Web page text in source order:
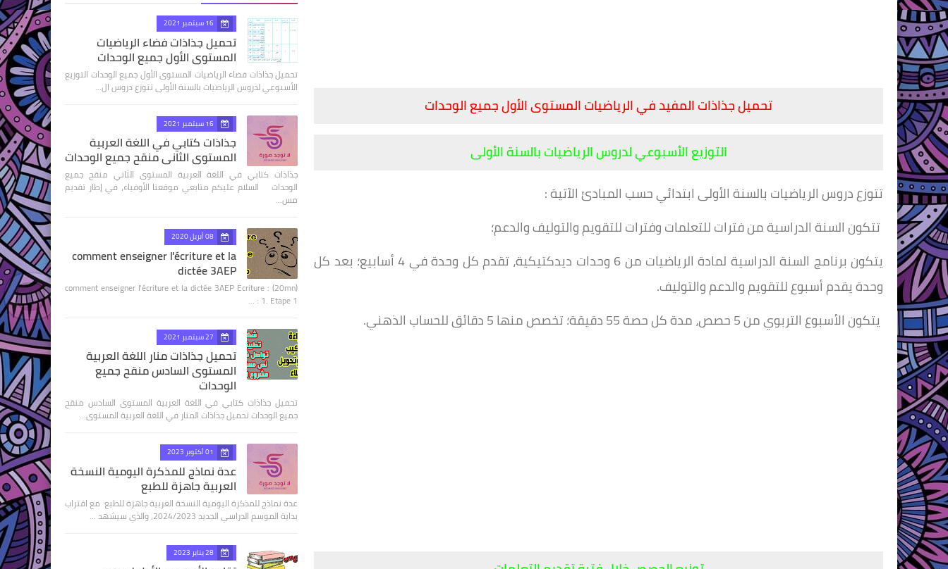
تحميل جذاذات المفيد في الرياضيات المستوى الأول جميع الوحدات
التوزيع الأسبوعي لدروس الرياضيات بالسنة الأولى
تتوزع دروس الرياضيات بالسنة الأولى ابتدائي حسب المبادئ الآتية :
تتكون السنة الدراسية من فترات للتعلمات وفترات للتقويم والتوليف والدعم؛
يتكون برنامج السنة الدراسية لمادة الرياضيات من 6 وحدات ديدكتيكية، تقدم كل وحدة في 4 أسابيع؛
بعد كل
وحدة يقدم أسبوع للتقويم والدعم والتوليف.
يتكون الأسبوع التربوي من 5 حصص، مدة كل حصة 55 دقيقة؛ تخصص منها 5 دقائق للحساب الذهني.
16 سبتمبر 2021
تحميل جذاذات فضاء الرياضيات
المستوى الأول جميع الوحدات
تحميل جذاذات فضاء الرياضيات المستوى الأول جميع الوحدات التوزيع
الأسبوعي لدروس الرياضيات بالسنة الأولى تتوزع دروس ال…
16 سبتمبر 2021
جذاذات كتابي في اللغة العربية
المستوى الثاني منقح جميع الوحدات
جذاذات كتابي في اللغة العربية المستوى الثاني منقح جميع
الوحدات السلام عليكم متابعي موقعنا الأوفياء، في إطار تقديم
مس…
08 أبريل 2020
comment enseigner l'écriture et la
dictée 3AEP
comment enseigner l'écriture et la dictée 3AEP Ecriture : (20mn)
1. Etape 1 : …
27 سبتمبر 2021
تحميل جذاذات منار اللغة العربية
المستوى السادس منقح جميع
الوحدات
تحميل جذاذات كتابي في اللغة العربية المستوى السادس منقح
جميع الوحدات تحميل جذاذات المنار في اللغة العربية المستوى…
01 أكتوبر 2023
عدة نماذج للمذكرة اليومية النسخة
العربية جاهزة للطبع
عدة نماذج للمذكرة اليومية النسخة العربية جاهزة للطبع مع اقتراب
بداية الموسم الدراسي الجديد 2024/2023، والذي سيشهد …
28 يناير 2023